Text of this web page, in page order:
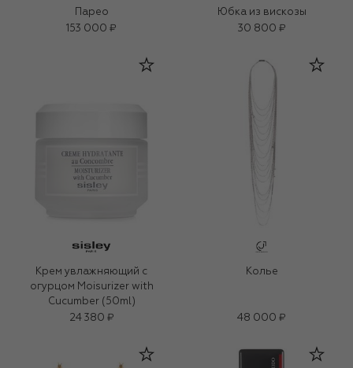
Парео
153 000 ₽
Юбка из вискозы
30 800 ₽
Крем увлажняющий с
огурцом Moisurizer with
Cucumber (50ml)
24 380 ₽
Колье
48 000 ₽